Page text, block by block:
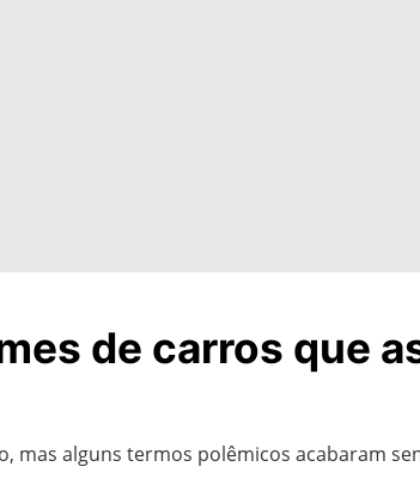
de carros que
mas alguns termos polêmicos acabaram